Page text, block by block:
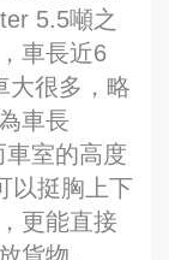
5.5噸之
車長近6
大很多，略
車長
室的高度
以挺胸上下
更能直接